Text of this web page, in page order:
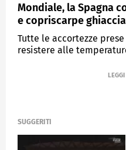
Mondiale, la Spagna
e copriscarpe
Tutte le accortezze
resistere alle
SUGGERITI